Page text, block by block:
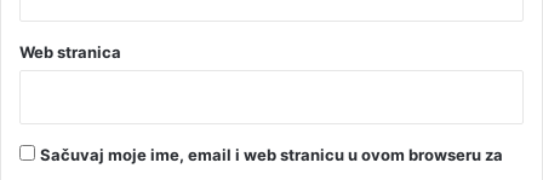
Web stranica
Sačuvaj moje ime, email i web stranicu u ovom browseru za